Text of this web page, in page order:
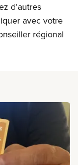
d’autres
avec votre
régional